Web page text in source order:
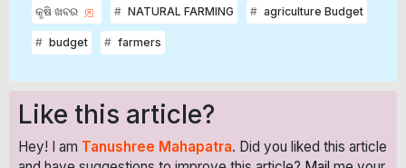
କୃଷି ଖବର NATURAL FARMING agriculture Budget
budget farmers
Like this article?
Hey! I am Tanushree Mahapatra. Did you liked this article